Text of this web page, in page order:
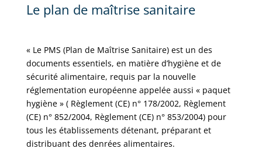
Le plan de maîtrise sanitaire
« Le PMS (Plan de Maîtrise Sanitaire) est un des
documents essentiels, en matière d’hygiène et de
sécurité alimentaire, requis par la nouvelle
réglementation européenne appelée aussi « paquet
hygiène » ( Règlement (CE) n° 178/2002, Règlement
(CE) n° 852/2004, Règlement (CE) n° 853/2004) pour
tous les établissements détenant, préparant et
distribuant des denrées alimentaires.